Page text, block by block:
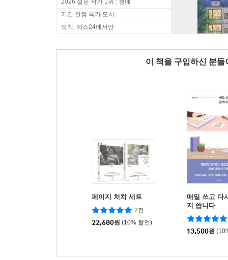
2026 젊은 작가 1위 : 청예
기간 한정 특가 도서
오직, 예스24에서만
이 책을 구입하신 분
페이지 처치 세트
2건
22,680원 (10% 할인)
매일 쓰고 다
지 씁니다
13,500원